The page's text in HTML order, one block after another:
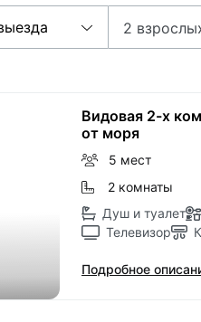
2
Видовая 2-х
от моря
5 мест
2 комнаты
Душ и туалет
Телевизор
Подробное